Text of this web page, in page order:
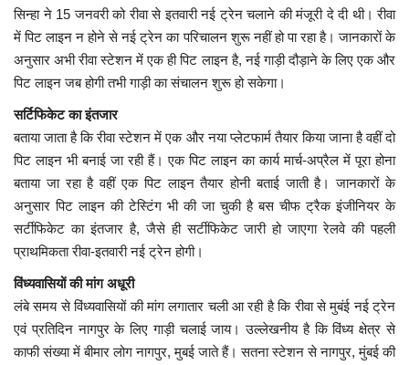
मध्यप्रदेश
छत्तीसगढ़
मनोरंजन
लाइफस्टाइल
खेल
ब्रेकिंग न्यूज़
व्यापार
टेक न्यूज़
सिन्हा ने 15 जनवरी को रीवा से इतवारी नई ट्रेन चलाने की मंजूरी दे दी थी। रीवा
में पिट लाइन न होने से नई ट्रेन का परिचालन शुरू नहीं हो पा रहा है। जानकारों के
अनुसार अभी रीवा स्टेशन में एक ही पिट लाइन है, नई गाड़ी दौड़ाने के लिए एक और
पिट लाइन जब होगी तभी गाड़ी का संचालन शुरू हो सकेगा।
सर्टिफिकेट का इंतजार
बताया जाता है कि रीवा स्टेशन में एक और नया प्लेटफार्म तैयार किया जाना है वहीं दो
पिट लाइन भी बनाई जा रही हैं। एक पिट लाइन का कार्य मार्च-अप्रैल में पूरा होना
बताया जा रहा है वहीं एक पिट लाइन तैयार होनी बताई जाती है। जानकारों के
अनुसार पिट लाइन की टेस्टिंग भी की जा चुकी है बस चीफ ट्रैक इंजीनियर के
सर्टीफिकेट का इंतजार है, जैसे ही सर्टीफिकेट जारी हो जाएगा रेलवे की पहली
प्राथमिकता रीवा-इतवारी नई ट्रेन होगी।
विंध्यवासियों की मांग अधूरी
लंबे समय से विंध्यवासियों की मांग लगातार चली आ रही है कि रीवा से मुबंई नई ट्रेन
एवं प्रतिदिन नागपुर के लिए गाड़ी चलाई जाय। उल्लेखनीय है कि विंध्य क्षेत्र से
काफी संख्या में बीमार लोग नागपुर, मुबई जाते हैं। सतना स्टेशन से नागपुर, मुंबई की